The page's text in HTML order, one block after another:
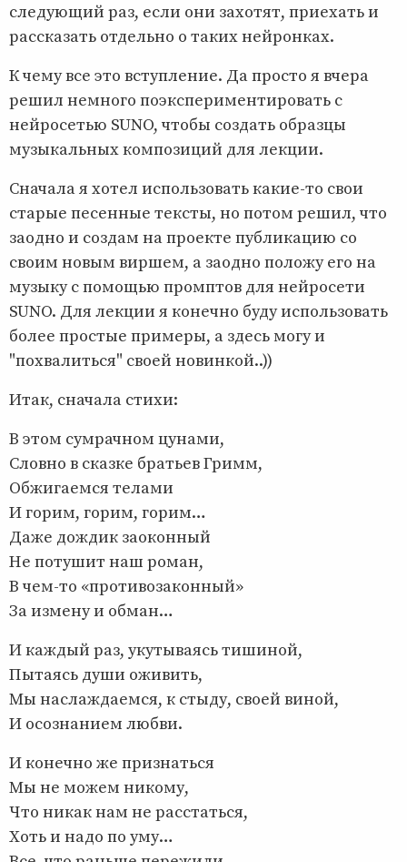
следующий раз, если они захотят, приехать и
рассказать отдельно о таких нейронках.
К чему все это вступление. Да просто я вчера
решил немного поэкспериментировать с
нейросетью SUNO, чтобы создать образцы
музыкальных композиций для лекции.
Сначала я хотел использовать какие-то свои
старые песенные тексты, но потом решил, что
заодно и создам на проекте публикацию со
своим новым виршем, а заодно положу его на
музыку с помощью промптов для нейросети
SUNO. Для лекции я конечно буду использовать
более простые примеры, а здесь могу и
"похвалиться" своей новинкой..))
Итак, сначала стихи:
В этом сумрачном цунами,
Словно в сказке братьев Гримм,
Обжигаемся телами
И горим, горим, горим…
Даже дождик заоконный
Не потушит наш роман,
В чем-то «противозаконный»
За измену и обман…
И каждый раз, укутываясь тишиной,
Пытаясь души оживить,
Мы наслаждаемся, к стыду, своей виной,
И осознанием любви.
И конечно же признаться
Мы не можем никому,
Что никак нам не расстаться,
Хоть и надо по уму…